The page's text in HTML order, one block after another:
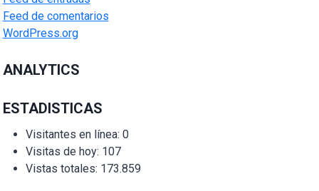
Feed de comentarios
WordPress.org
ANALYTICS
ESTADISTICAS
Visitantes en línea: 0
Visitas de hoy: 107
Vistas totales: 173.859